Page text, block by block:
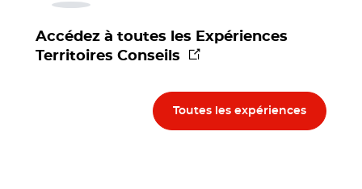
Accédez à toutes les Expériences
Territoires Conseils
(nouvelle fenêtre)
Toutes les expériences